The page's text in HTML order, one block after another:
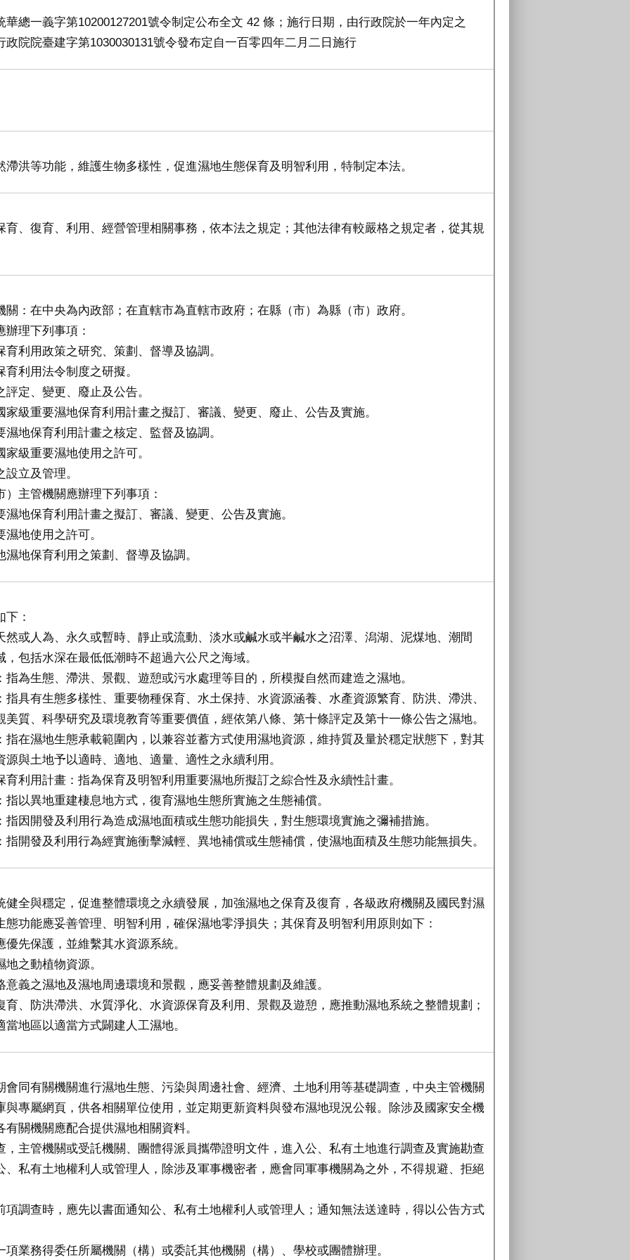
總一義字第10200127201號令制定公布全文 42 條；施行日期，由行政院於一年內定之
院院臺建字第1030030131號令發布定自一百零四年二月二日施行
滯洪等功能，維護生物多樣性，促進濕地生態保育及明智利用，特制定本法。
育、復育、利用、經營管理相關事務，依本法之規定；其他法律有較嚴格之規定者，從其規
關：在中央為內政部；在直轄市為直轄市政府；在縣（市）為縣（市）政府。
辦理下列事項：
育利用政策之研究、策劃、督導及協調。
育利用法令制度之研擬。
評定、變更、廢止及公告。
家級重要濕地保育利用計畫之擬訂、審議、變更、廢止、公告及實施。
濕地保育利用計畫之核定、監督及協調。
家級重要濕地使用之許可。
立及管理。
）主管機關應辦理下列事項：
濕地保育利用計畫之擬訂、審議、變更、公告及實施。
地使用之許可。
濕地保育利用之策劃、督導及協調。
下：
然或人為、永久或暫時、靜止或流動、淡水或鹹水或半鹹水之沼澤、潟湖、泥煤地、潮間
，包括水深在最低低潮時不超過六公尺之海域。
指為生態、滯洪、景觀、遊憩或污水處理等目的，所模擬自然而建造之濕地。
指具有生態多樣性、重要物種保育、水土保持、水資源涵養、水產資源繁育、防洪、滯洪、
美質、科學研究及環境教育等重要價值，經依第八條、第十條評定及第十一條公告之濕地。
指在濕地生態承載範圍內，以兼容並蓄方式使用濕地資源，維持質及量於穩定狀態下，對其
源與土地予以適時、適地、適量、適性之永續利用。
育利用計畫：指為保育及明智利用重要濕地所擬訂之綜合性及永續性計畫。
指以異地重建棲息地方式，復育濕地生態所實施之生態補償。
指因開發及利用行為造成濕地面積或生態功能損失，對生態環境實施之彌補措施。
指開發及利用行為經實施衝擊減輕、異地補償或生態補償，使濕地面積及生態功能無損失。
健全與穩定，促進整體環境之永續發展，加強濕地之保育及復育，各級政府機關及國民對濕
態功能應妥善管理、明智利用，確保濕地零淨損失；其保育及明智利用原則如下：
優先保護，並維繫其水資源系統。
之動植物資源。
意義之濕地及濕地周邊環境和景觀，應妥善整體規劃及維護。
育、防洪滯洪、水質淨化、水資源保育及利用、景觀及遊憩，應推動濕地系統之整體規劃；
當地區以適當方式闢建人工濕地。
會同有關機關進行濕地生態、污染與周邊社會、經濟、土地利用等基礎調查，中央主管機關
與專屬網頁，供各相關單位使用，並定期更新資料與發布濕地現況公報。除涉及國家安全機
有關機關應配合提供濕地相關資料。
，主管機關或受託機關、團體得派員攜帶證明文件，進入公、私有土地進行調查及實施勘查
、私有土地權利人或管理人，除涉及軍事機密者，應會同軍事機關為之外，不得規避、拒絕
項調查時，應先以書面通知公、私有土地權利人或管理人；通知無法送達時，得以公告方式
項業務得委任所屬機關（構）或委託其他機關（構）、學校或團體辦理。